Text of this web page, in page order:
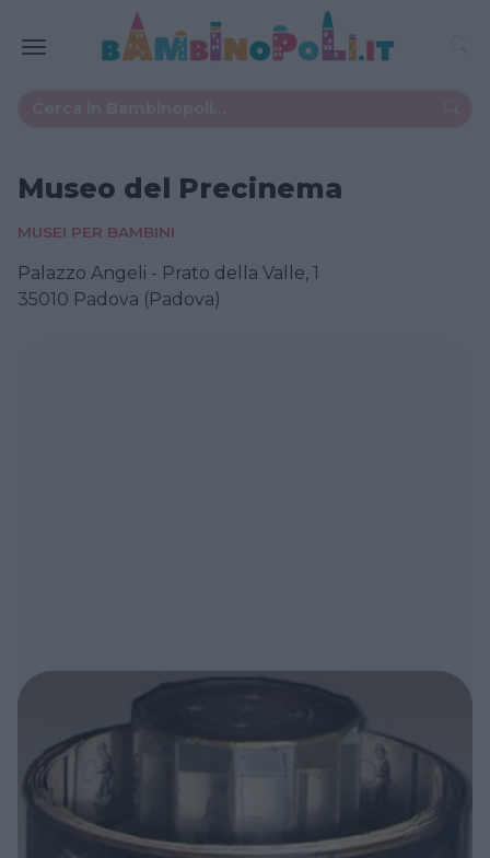
Museo del Precinema
MUSEI PER BAMBINI
Palazzo Angeli - Prato della Valle, 1
35010 Padova (Padova)